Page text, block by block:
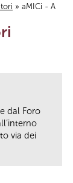
» aMICi - A
dal Foro
via dei